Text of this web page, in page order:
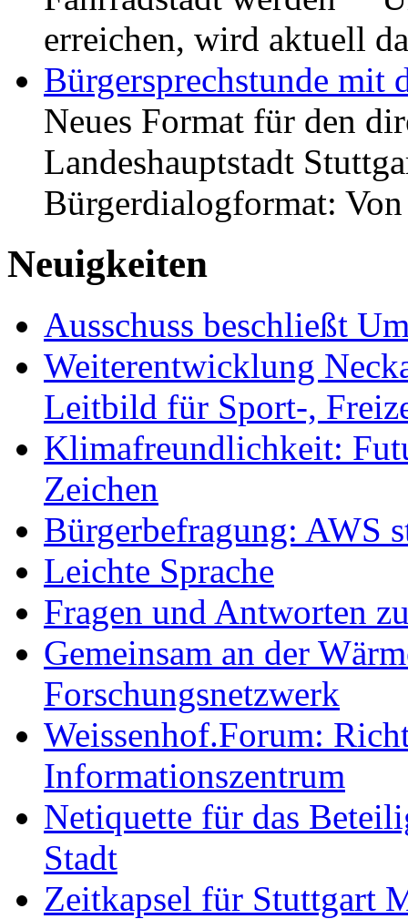
erreichen, wird aktuell
Bürgersprechstunde mit
Neues Format für den
Landeshauptstadt
Bürgerdialogformat:
Neuigkeiten
Ausschuss beschließt
Weiterentwicklung
Leitbild für Sport-,
Klimafreundlichkeit:
Zeichen
Bürgerbefragung: AWS
Leichte Sprache
Fragen und Antworten
Gemeinsam an der
Forschungsnetzwerk
Weissenhof.Forum:
Informationszentrum
Netiquette für das
Stadt
Zeitkapsel für Stuttgart